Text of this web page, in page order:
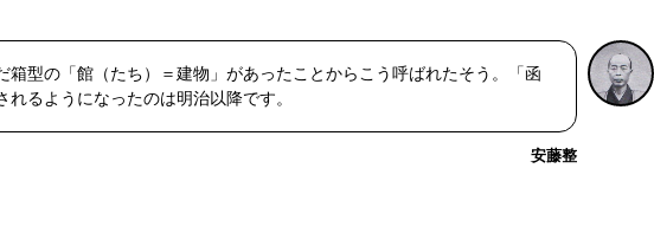
箱型の「館（たち）＝建物」があったことからこう呼ばれたそう。「函
れるようになったのは明治以降です。
安藤整